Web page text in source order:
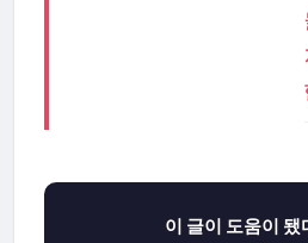
이 글이 도움이